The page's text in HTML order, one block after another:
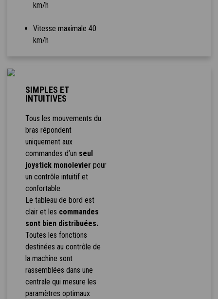
km/h
Vitesse maximale 40
km/h
SIMPLES ET
INTUITIVES
Tous les mouvements du
bras répondent
uniquement aux
commandes d’un seul
joystick monolevier pour
un contrôle intuitif et
confortable.
Le tableau de bord est
clair et les commandes
sont bien distribuées.
Toutes les fonctions
destinées au contrôle de
la machine sont
rassemblées dans une
centrale qui mesure les
paramètres optimaux